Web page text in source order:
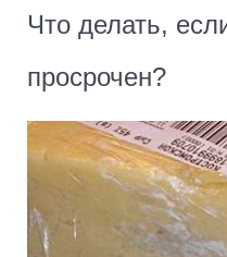
Что делать,
просрочен?